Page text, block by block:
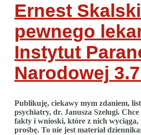
Ernest
pewnego
Instytut
Narodowej
Publikuję, ciekawy mym zdaniem,
psychiatry, dr. Janusza Szelugi.
fakty i wnioski, które z nich wyciąga,
prośbę. To nie jest materiał